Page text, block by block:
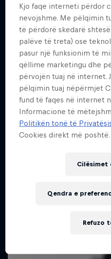
Kjo faqe interneti përdor
nevojshme. Me pëlqimin
të përdorë skedarë
palëve të treta) ose
pasur një funksionim të
qëllime marketingu dhe
përvojën tuaj në internet.
pëlqimin tuaj nëpërmjet
fund të faqes në internet
Informacione të
Politikën tonë të
Cookies direkt më poshtë.
Cilësimet
Refuzo
Qendra e